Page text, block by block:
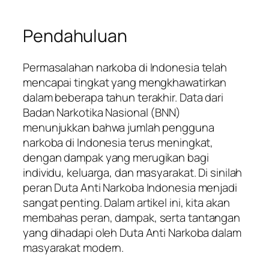
Pendahuluan
Permasalahan narkoba di Indonesia telah
mencapai tingkat yang mengkhawatirkan
dalam beberapa tahun terakhir. Data dari
Badan Narkotika Nasional (BNN)
menunjukkan bahwa jumlah pengguna
narkoba di Indonesia terus meningkat,
dengan dampak yang merugikan bagi
individu, keluarga, dan masyarakat. Di sinilah
peran Duta Anti Narkoba Indonesia menjadi
sangat penting. Dalam artikel ini, kita akan
membahas peran, dampak, serta tantangan
yang dihadapi oleh Duta Anti Narkoba dalam
masyarakat modern.